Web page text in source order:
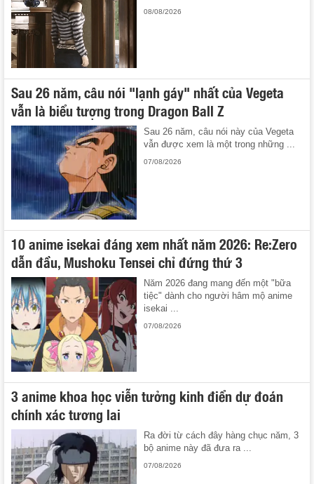
08/08/2026
Sau 26 năm, câu nói "lạnh gáy" nhất của Vegeta
vẫn là biểu tượng trong Dragon Ball Z
Sau 26 năm, câu nói này của Vegeta
vẫn được xem là một trong những ...
07/08/2026
10 anime isekai đáng xem nhất năm 2026: Re:Zero
dẫn đầu, Mushoku Tensei chỉ đứng thứ 3
Năm 2026 đang mang đến một "bữa
tiệc" dành cho người hâm mộ anime
isekai ...
07/08/2026
3 anime khoa học viễn tưởng kinh điển dự đoán
chính xác tương lai
Ra đời từ cách đây hàng chục năm, 3
bộ anime này đã đưa ra ...
07/08/2026